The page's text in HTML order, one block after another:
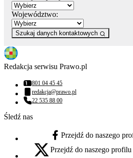
Województwo:
Szukaj danych kontaktowych
Redakcja serwisu Prawo.pl
Numer telefonu:
801 04 45 45
Adres email:
redakcja@prawo.pl
Numer telefonu:
22 535 88 00
Śledź nas
facebook - otwiera się w nowej
Przejdź do naszego
x - otwiera się w nowej karcie
Przejdź do naszego